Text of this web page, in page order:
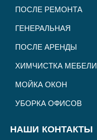
ПОСЛЕ РЕМОНТА
ГЕНЕРАЛЬНАЯ
ПОСЛЕ АРЕНДЫ
ХИМЧИСТКА МЕБЕЛИ
МОЙКА ОКОН
УБОРКА ОФИСОВ
НАШИ КОНТАКТЫ